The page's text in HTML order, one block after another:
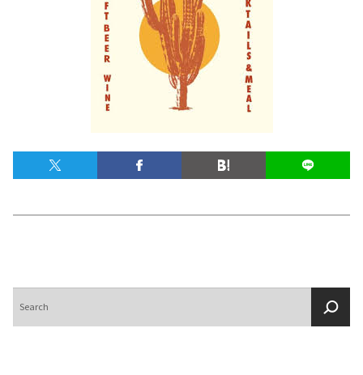
テキーラマーケット
テキーラの飲み方
テキーラマップ Tequila Map
メキシコ旅行 Travel of Mexico
索